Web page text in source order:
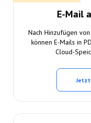
E-Mail
Nach Hinzufügen
können E-Mails in
Cloud-